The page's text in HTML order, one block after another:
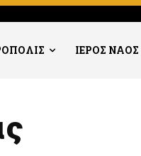
ΙΕΡΟΣ ΝΑΟΣ